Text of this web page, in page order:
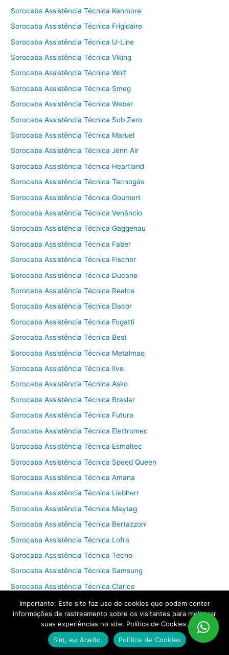
Sorocaba Assistência Técnica Kenmore
Sorocaba Assistência Técnica Frigidaire
Sorocaba Assistência Técnica U-Line
Sorocaba Assistência Técnica Viking
Sorocaba Assistência Técnica Wolf
Sorocaba Assistência Técnica Smeg
Sorocaba Assistência Técnica Weber
Sorocaba Assistência Técnica Sub Zero
Sorocaba Assistência Técnica Maruel
Sorocaba Assistência Técnica Jenn Air
Sorocaba Assistência Técnica Heartland
Sorocaba Assistência Técnica Tecnogás
Sorocaba Assistência Técnica Goumert
Sorocaba Assistência Técnica Venâncio
Sorocaba Assistência Técnica Gaggenau
Sorocaba Assistência Técnica Faber
Sorocaba Assistência Técnica Fischer
Sorocaba Assistência Técnica Ducane
Sorocaba Assistência Técnica Realce
Sorocaba Assistência Técnica Dacor
Sorocaba Assistência Técnica Fogatti
Sorocaba Assistência Técnica Best
Sorocaba Assistência Técnica Metalmaq
Sorocaba Assistência Técnica Ilve
Sorocaba Assistência Técnica Asko
Sorocaba Assistência Técnica Braslar
Sorocaba Assistência Técnica Futura
Sorocaba Assistência Técnica Elettromec
Sorocaba Assistência Técnica Esmaltec
Sorocaba Assistência Técnica Speed Queen
Sorocaba Assistência Técnica Amana
Sorocaba Assistência Técnica Liebherr
Sorocaba Assistência Técnica Maytag
Sorocaba Assistência Técnica Bertazzoni
Sorocaba Assistência Técnica Lofra
Sorocaba Assistência Técnica Tecno
Sorocaba Assistência Técnica Samsung
Sorocaba Assistência Técnica Clarice
Sorocaba Assistência Técnica Dako
Sorocaba Assistência Técnica Atlas
Sorocaba Assistência Técnica Whirlpool
Sorocaba Assistência Técnica Mueller
Importante: Este site faz uso de cookies que podem conter
informações de rastreamento sobre os visitantes para melhorar
suas experiências no site. Política de Cookies.
Sim, eu Aceito.
Política de Cookies